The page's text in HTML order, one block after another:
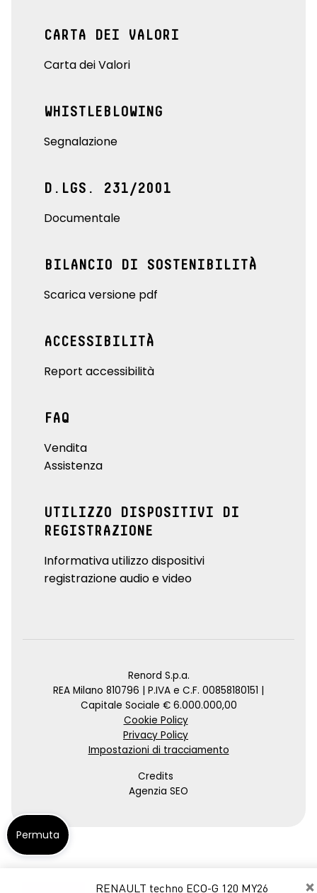
×
RENAULT techno ECO-G 120 MY26
CARTA DEI VALORI
Carta dei Valori
WHISTLEBLOWING
Segnalazione
D.LGS. 231/2001
Documentale
BILANCIO DI SOSTENIBILITÀ
Scarica versione pdf
ACCESSIBILITÀ
Report accessibilità
FAQ
Vendita
Assistenza
UTILIZZO DISPOSITIVI DI
REGISTRAZIONE
Informativa utilizzo dispositivi
registrazione audio e video
Renord S.p.a.
REA Milano 810796 | P.IVA e C.F. 00858180151 |
Capitale Sociale € 6.000.000,00
Cookie Policy
Privacy Policy
Impostazioni di tracciamento
Credits
Agenzia SEO
Permuta